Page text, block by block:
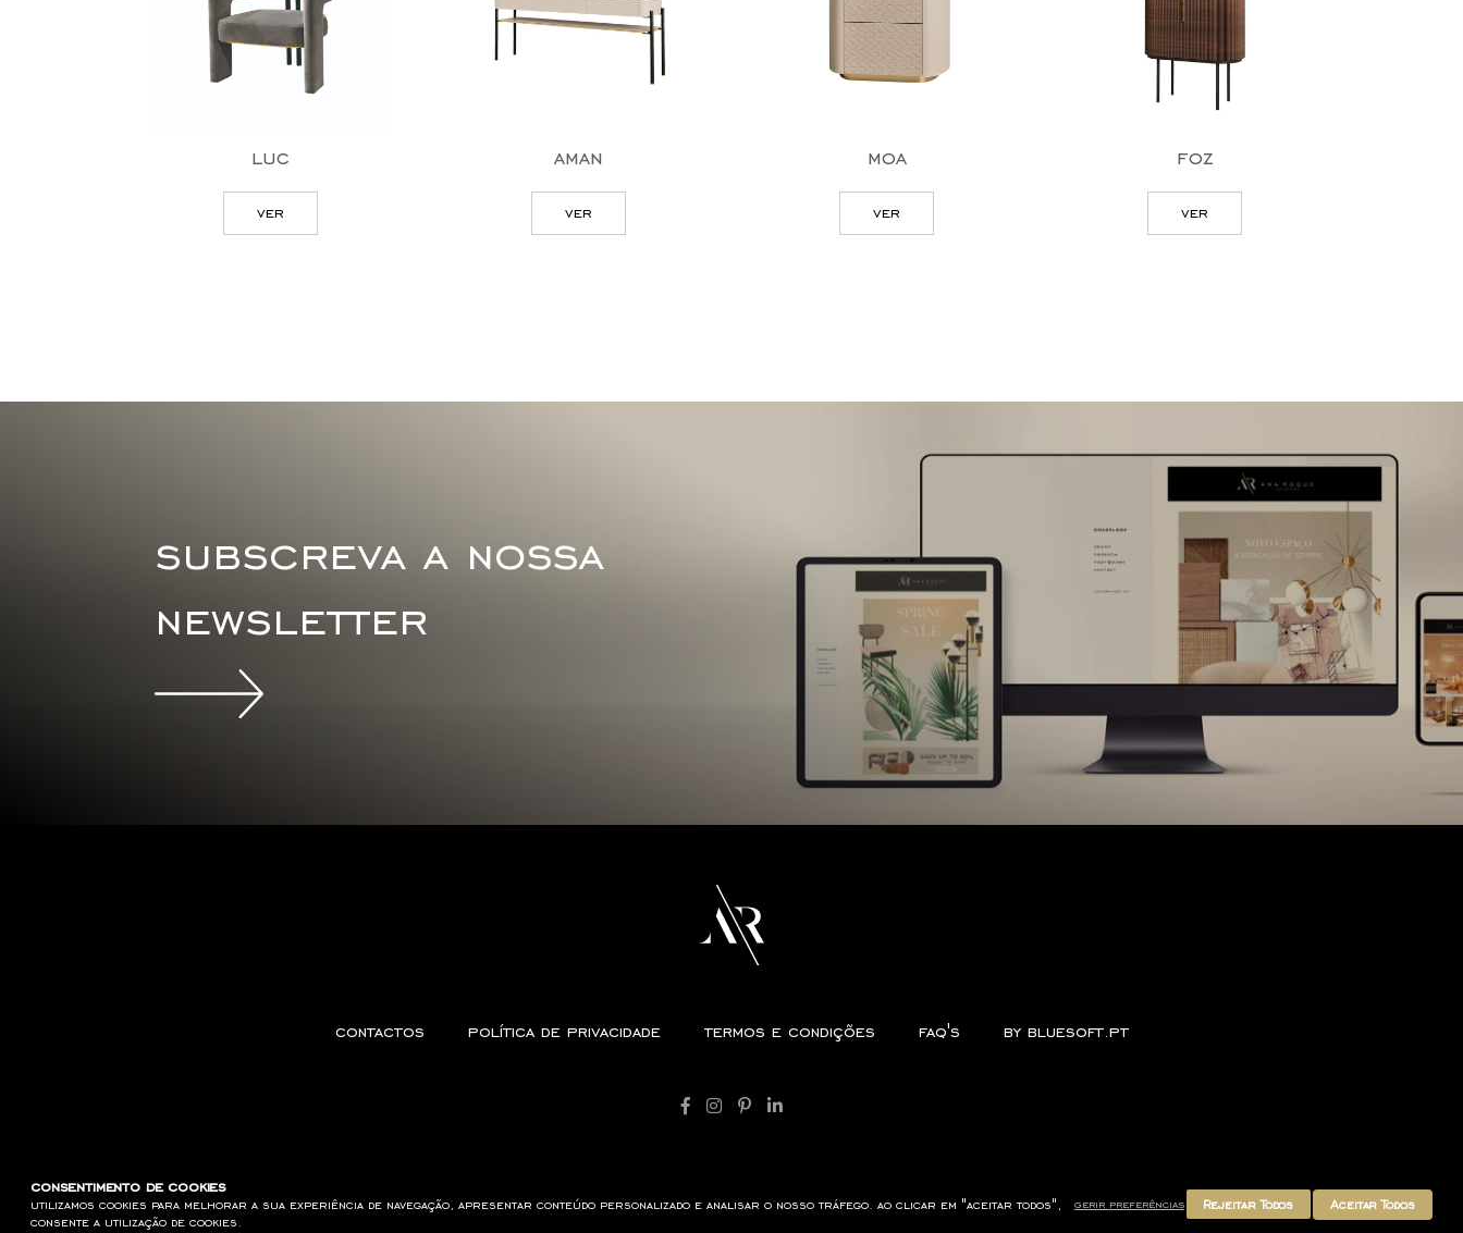
aman
subscreva a nossa
newsletter
contactos política de privacidade termos e condições faq's by bluesoft.pt
consentimento de cookies
utilizamos cookies para melhorar a sua experiência de navegação, apresentar conteúdo personalizado e analisar o nosso tráfego. ao clicar em "aceitar todos",
consente a utilização de cookies.
gerir preferências Rejeitar Todos Aceitar Todos